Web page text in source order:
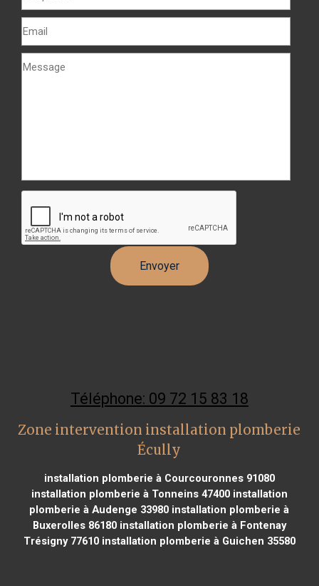
Téléphone: 09 72 15 83 18
Zone intervention installation plomberie
Écully
installation plomberie à Courcouronnes 91080
installation plomberie à Tonneins 47400installation
plomberie à Audenge 33980 installation plomberie à
Buxerolles 86180installation plomberie à Fontenay
Trésigny 77610installation plomberie à Guichen 35580